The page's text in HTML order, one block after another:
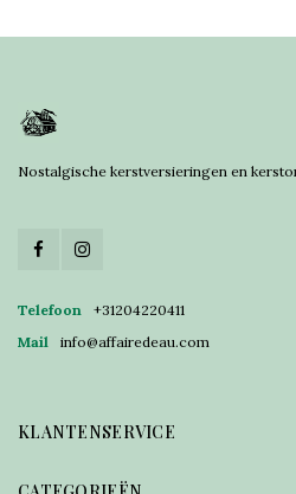
Nostalgische kerstversieringen en
Telefoon
+31204220411
Mail
info@affairedeau.com
KLANTENSERVICE